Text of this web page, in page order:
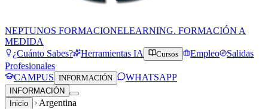
NEPTUNOS FORMACIONELEARNING. FORMACIÓN A
MEDIDA
¿Cuánto Sabes?
Herramientas IA Cursos Empleo
Salidas
Profesionales
CAMPUS INFORMACIÓN WHATSAPP
INFORMACIÓN
Inicio
Argentina